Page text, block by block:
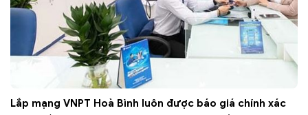
Lắp mạng VNPT Hoà Bình luôn được báo giá chính xác